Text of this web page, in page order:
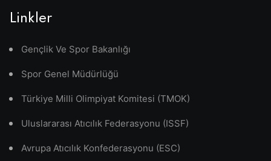
Linkler
Gençlik Ve Spor Bakanlığı
Spor Genel Müdürlüğü
Türkiye Milli Olimpiyat Komitesi (TMOK)
Uluslararası Atıcılık Federasyonu (ISSF)
Avrupa Atıcılık Konfederasyonu (ESC)